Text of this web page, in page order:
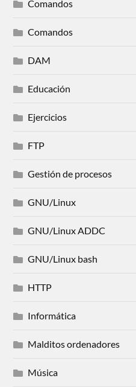
Comandos
Comandos
DAM
Educación
Ejercicios
FTP
Gestión de procesos
GNU/Linux
GNU/Linux ADDC
GNU/Linux bash
HTTP
Informática
Malditos ordenadores
Música